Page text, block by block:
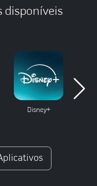
disponíveis